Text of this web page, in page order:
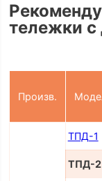
тележки с
Произв.
ТПД-1
ТПД-2